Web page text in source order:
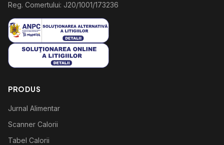
Reg. Comertului: J20/1001/173236
PRODUS
Jurnal Alimentar
Scanner Calorii
Tabel Calorii